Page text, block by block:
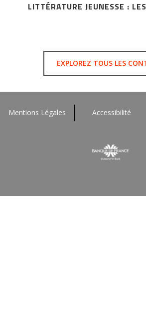
LITTÉRATURE JEUNESSE :
EXPLOREZ TOUS LES
Mentions Légales Accessibilité